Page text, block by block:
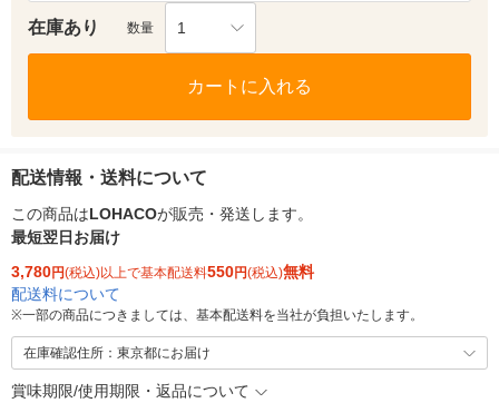
在庫あり 数量 1
カートに入れる
配送情報・送料について
この商品はLOHACOが販売・発送します。
最短翌日お届け
3,780円(税込)以上で基本配送料550円(税込)無料
配送料について
※一部の商品につきましては、基本配送料を当社が負担いたします。
在庫確認住所：東京都にお届け
賞味期限/使用期限・返品について